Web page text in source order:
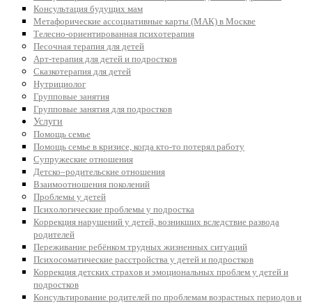
Консультация будущих мам
Метафорические ассоциативные карты (МАК) в Москве
Телесно-ориентированная психотерапия
Песочная терапия для детей
Арт-терапия для детей и подростков
Сказкотерапия для детей
Нутрициолог
Групповые занятия
Групповые занятия для подростков
Услуги
Помощь семье
Помощь семье в кризисе, когда кто-то потерял работу
Супружеские отношения
Детско–родительские отношения
Взаимоотношения поколений
Проблемы у детей
Психологические проблемы у подростка
Коррекция нарушений у детей, возникших вследствие развода
родителей
Переживание ребёнком трудных жизненных ситуаций
Психосоматические расстройства у детей и подростков
Коррекция детских страхов и эмоциональных проблем у детей и
подростков
Консультирование родителей по проблемам возрастных периодов и